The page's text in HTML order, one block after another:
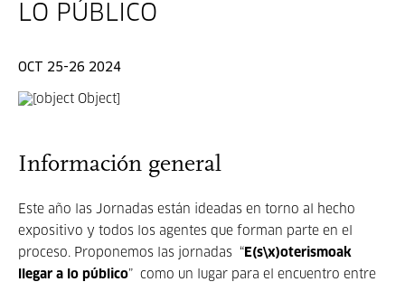
LO PÚBLICO
OCT 25-26 2024
Información general
Este año las Jornadas están ideadas en torno al hecho
expositivo y todos los agentes que forman parte en el
proceso. Proponemos las jornadas “ E(s\x)oterismoak
llegar a lo público” como un lugar para el encuentro entre